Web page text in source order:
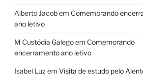
Alberto Jacobem Comemorando
ano letivo
M Custódia Galegoem Comemorando
encerramento ano letivo
Isabel Luz em Visita de estudo pelo